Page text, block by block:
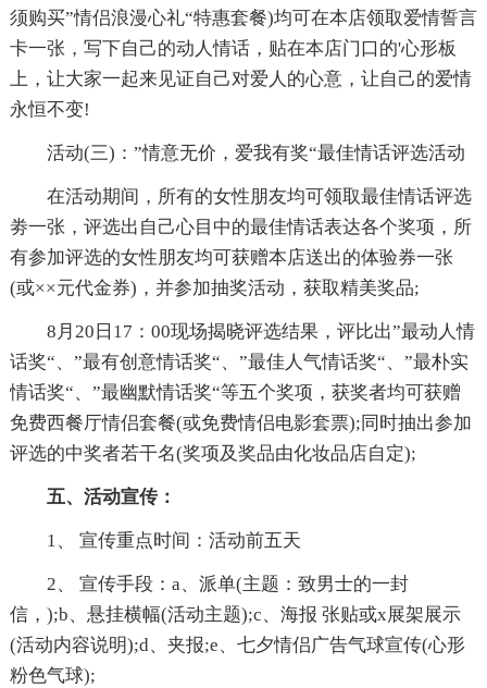
须购买”情侣浪漫心礼“特惠套餐)均可在本店领取爱情誓言
卡一张，写下自己的动人情话，贴在本店门口的'心形板
上，让大家一起来见证自己对爱人的心意，让自己的爱情
永恒不变!
活动(三)：”情意无价，爱我有奖“最佳情话评选活动
在活动期间，所有的女性朋友均可领取最佳情话评选
劵一张，评选出自己心目中的最佳情话表达各个奖项，所
有参加评选的女性朋友均可获赠本店送出的体验券一张
(或××元代金券)，并参加抽奖活动，获取精美奖品;
8月20日17：00现场揭晓评选结果，评比出”最动人情
话奖“、”最有创意情话奖“、”最佳人气情话奖“、”最朴实
情话奖“、”最幽默情话奖“等五个奖项，获奖者均可获赠
免费西餐厅情侣套餐(或免费情侣电影套票);同时抽出参加
评选的中奖者若干名(奖项及奖品由化妆品店自定);
五、活动宣传：
1、 宣传重点时间：活动前五天
2、 宣传手段：a、派单(主题：致男士的一封
信，);b、悬挂横幅(活动主题);c、海报 张贴或x展架展示
(活动内容说明);d、夹报;e、七夕情侣广告气球宣传(心形
粉色气球);